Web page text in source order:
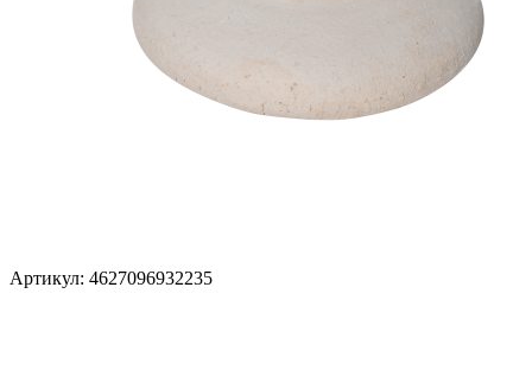
Артикул: 4627096932235